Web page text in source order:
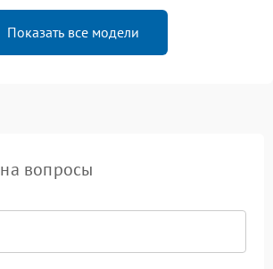
Показать все модели
вопросы